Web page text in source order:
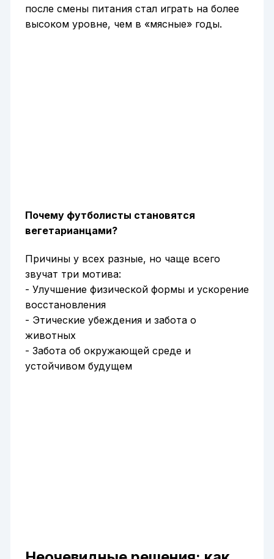
после смены питания стал играть на более
высоком уровне, чем в «мясные» годы.
Почему футболисты становятся
вегетарианцами?
Причины у всех разные, но чаще всего
звучат три мотива:
- Улучшение физической формы и ускорение
восстановления
- Этические убеждения и забота о
животных
- Забота об окружающей среде и
устойчивом будущем